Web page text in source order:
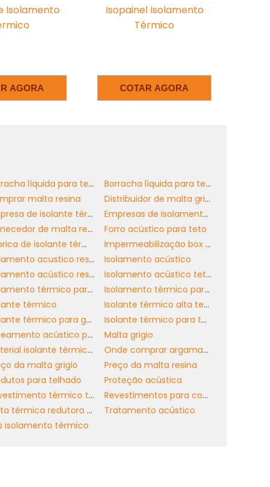
Isolamento
AGORA
Piso Tátil Facilita
Acessibilidade
COTAR AGORA
Borracha líquida para telhado
Borracha líquida para telhado preço
malta resina
Distribuidor de malta grigio
Empresa de isolante térmico para telhados
Empresas de isolamento acústico
Fornecedor de malta resina
Forro acústico para teto
Fábrica de isolante térmico
Impermeabilização box banheiro
Isolamento acustico residencial preço
Isolamento acústico
Isolamento acústico residencial
Isolamento acústico teto residencial
Isolamento térmico para galpões
Isolamento térmico para telhado galvanizado
térmico
Isolante térmico alta temperatura
Isolante térmico para galpão
Isolante térmico para telhado
Jateamento acústico preço m2
Malta grigio
Material isolante térmico alta temperatura
Onde comprar argamassa para isolamento térmico em sp
da malta grigio
Preço da malta resina
para telhado
Proteção acústica
Revestimento térmico telhado
Revestimentos para coberturas
Tinta térmica redutora de calor
Tratamento acústico
isolamento térmico